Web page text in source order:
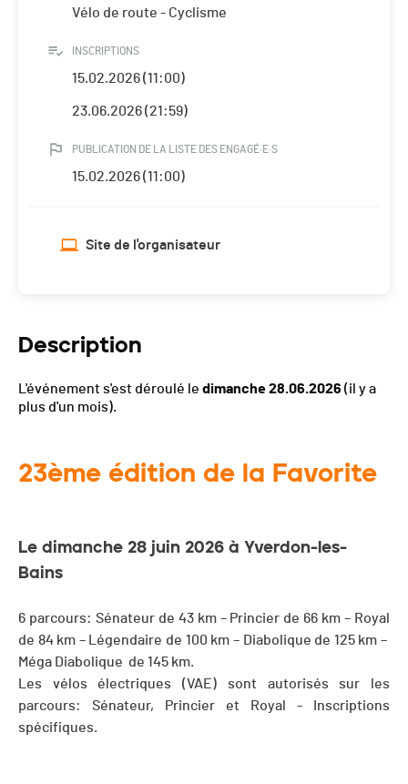
Vélo de route - Cyclisme
INSCRIPTIONS
15.02.2026 (11:00)
23.06.2026 (21:59)
PUBLICATION DE LA LISTE DES ENGAGÉ·E·S
15.02.2026 (11:00)
Site de l'organisateur
Description
L'événement s'est déroulé le dimanche 28.06.2026 (il y a
plus d'un mois).
23ème édition de la Favorite
Le dimanche 28 juin 2026 à Yverdon-les-
Bains
6 parcours: Sénateur de 43 km – Princier de 66 km – Royal
de 84 km – Légendaire de 100 km – Diabolique de 125 km –
Méga Diabolique de 145 km.
Les vélos électriques (VAE) sont autorisés sur les
parcours: Sénateur, Princier et Royal - Inscriptions
spécifiques.